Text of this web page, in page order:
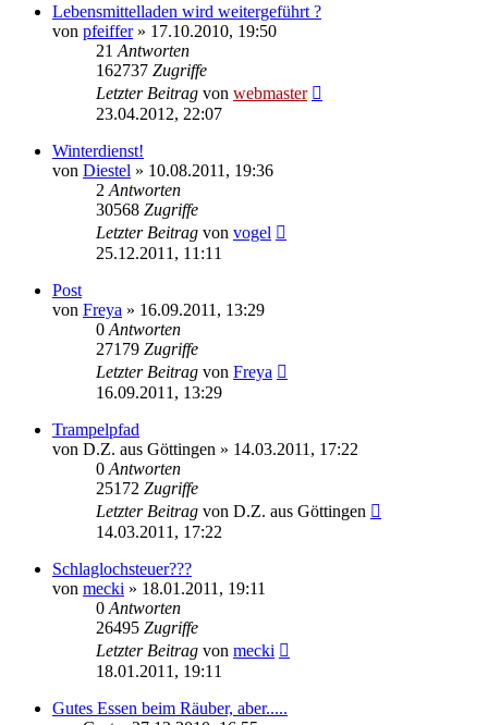
Lebensmittelladen wird weitergeführt ?
von pfeiffer» 17.10.2010, 19:50
21 Antworten
162737 Zugriffe
Letzter Beitrag von webmaster
23.04.2012, 22:07
Winterdienst!
von Diestel » 10.08.2011, 19:36
2 Antworten
30568 Zugriffe
Letzter Beitrag von vogel
25.12.2011, 11:11
Post
von Freya » 16.09.2011, 13:29
0 Antworten
27179 Zugriffe
Letzter Beitrag von Freya
16.09.2011, 13:29
Trampelpfad
von D.Z. aus Göttingen » 14.03.2011, 17:22
0 Antworten
25172 Zugriffe
Letzter Beitrag von D.Z. aus Göttingen
14.03.2011, 17:22
Schlaglochsteuer???
von mecki » 18.01.2011, 19:11
0 Antworten
26495 Zugriffe
Letzter Beitrag von mecki
18.01.2011, 19:11
Gutes Essen beim Räuber, aber.....